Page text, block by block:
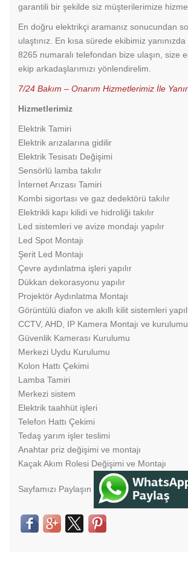
garantili bir şekilde siz müşterilerimize
En doğru elektrikçi aramanız sonucundan
ulaştınız. En kısa sürede ekibimiz
8265 numaralı telefondan bize ulaşın, size
ekip arkadaşlarımızı yönlendirelim.
7/24 Bakım – Onarım Hizmetlerimiz İle
Hizmetlerimiz
Elektrik Tamiri
Elektrik arızalarına gidilir
Elektrik Tesisatı Değişimi
Sensörlü lamba takılır
İnternet Arızası Tamiri
Kombi sigortası ve gaz dedektörü takılır
Elektrikli kapı kilidi ve hidroliği takılır
Led sistemleri ve avize mondajı yapılır
Led Spot Montajı
Şerit Led Montajı
Çevre aydınlatma işleri yapılır
Dükkan dekorasyonu yapılır
Projektör Aydınlatma Montajı
Görüntülü diafon ve akıllı kilit sistemleri
CCTV, AHD, IP Kamera Montajı ve kurulumu
Güvenlik Kamerası Kurulumu
Merkezi Uydu Kurulumu
Kolon Hattı Çekimi
Lamba Tamiri
Merkezi sistem
Elektrik taahhüt işleri
Telefon Hattı Çekimi
Tedaş yarım işler teslimi
Anahtar priz değişimi ve montajı
Kaçak Akım Rolesi Değişimi ve Montajı
Sayfamızı Paylaşın